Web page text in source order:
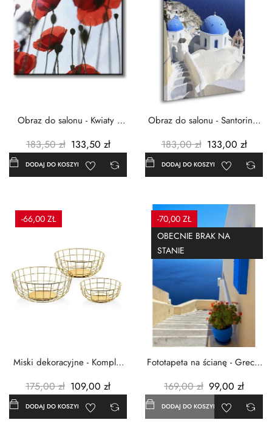
Obraz do salonu - Kwiaty -
183,50 zł 133,50 zł
DODAJ DO KOSZYKA
Obraz do salonu - Santorini -
183,00 zł 133,00 zł
DODAJ DO KOSZYKA
-66,00 ZŁ
Miski dekoracyjne - Komplet
175,00 zł 109,00 zł
DODAJ DO KOSZYKA
-70,00 ZŁ
OBECNIE BRAK NA
STANIE
Fototapeta na ścianę - Grecja
169,00 zł 99,00 zł
DODAJ DO KOSZYKA